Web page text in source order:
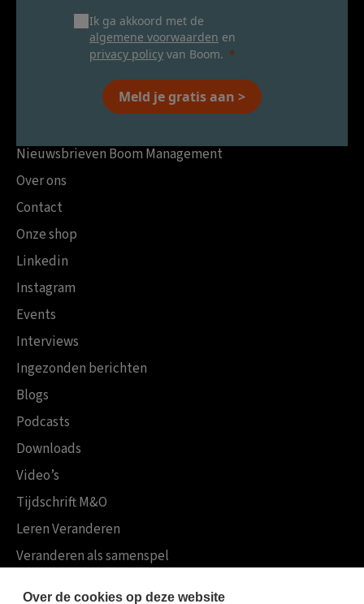
Ik ga akkoord met de
algemene voorwaarden en
privacy policy van Boom.
Meld je gratis aan >
Nieuwsbrieven Boom Management
Over ons
Contact
Onze shop
Linkedin
Instagram
Events
Interviews
Ingezonden berichten
Blogs
Podcasts
Downloads
Video’s
Tijdschrift M&O
Leren Veranderen
Veranderen als samenspel
Over de cookies op deze website